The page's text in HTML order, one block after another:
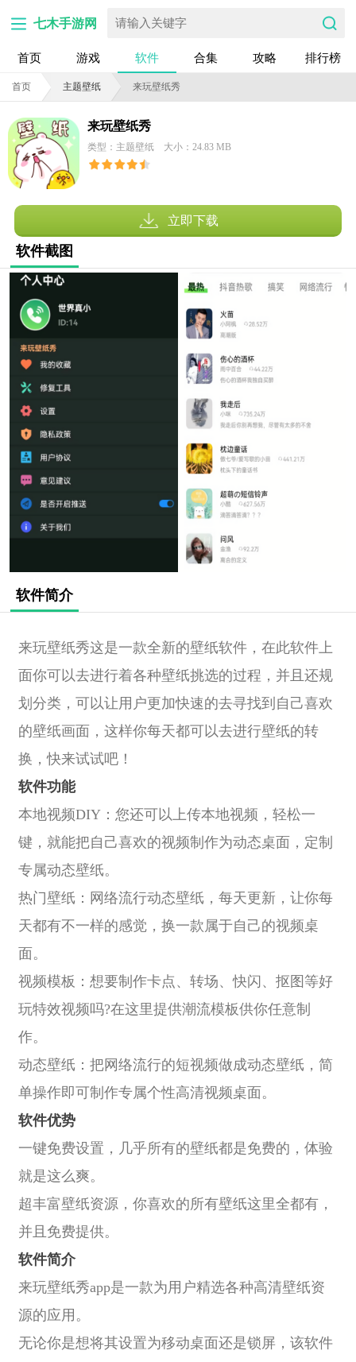
七木手游网
首页 游戏 软件 合集 攻略 排行榜
首页 主题壁纸 来玩壁纸秀
来玩壁纸秀
类型：主题壁纸 大小：24.83 MB
立即下载
软件截图
软件简介
来玩壁纸秀这是一款全新的壁纸软件，在此软件上
面你可以去进行着各种壁纸挑选的过程，并且还规
划分类，可以让用户更加快速的去寻找到自己喜欢
的壁纸画面，这样你每天都可以去进行壁纸的转
换，快来试试吧！
软件功能
本地视频DIY：您还可以上传本地视频，轻松一
键，就能把自己喜欢的视频制作为动态桌面，定制
专属动态壁纸。
热门壁纸：网络流行动态壁纸，每天更新，让你每
天都有不一样的感觉，换一款属于自己的视频桌
面。
视频模板：想要制作卡点、转场、快闪、抠图等好
玩特效视频吗?在这里提供潮流模板供你任意制
作。
动态壁纸：把网络流行的短视频做成动态壁纸，简
单操作即可制作专属个性高清视频桌面。
软件优势
一键免费设置，几乎所有的壁纸都是免费的，体验
就是这么爽。
超丰富壁纸资源，你喜欢的所有壁纸这里全都有，
并且免费提供。
软件简介
来玩壁纸秀app是一款为用户精选各种高清壁纸资
源的应用。
无论你是想将其设置为移动桌面还是锁屏，该软件